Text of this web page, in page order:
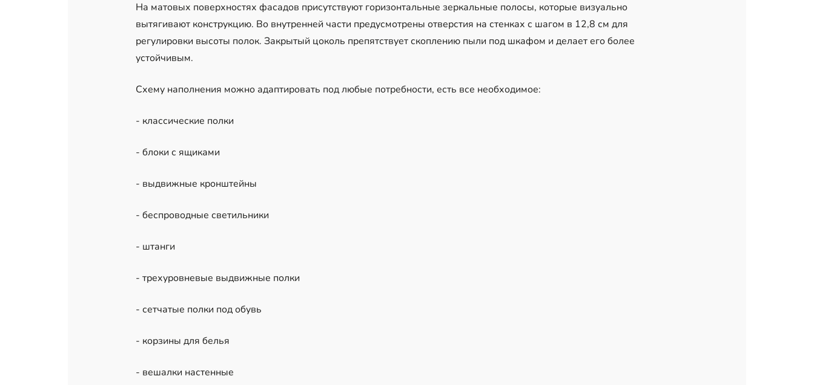
На матовых поверхностях фасадов присутствуют горизонтальные зеркальные полосы, которые визуально
вытягивают конструкцию. Во внутренней части предусмотрены отверстия на стенках с шагом в 12,8 см для
регулировки высоты полок. Закрытый цоколь препятствует скоплению пыли под шкафом и делает его более
устойчивым.
Схему наполнения можно адаптировать под любые потребности, есть все необходимое:
- классические полки
- блоки с ящиками
- выдвижные кронштейны
- беспроводные светильники
- штанги
- трехуровневые выдвижные полки
- сетчатые полки под обувь
- корзины для белья
- вешалки настенные